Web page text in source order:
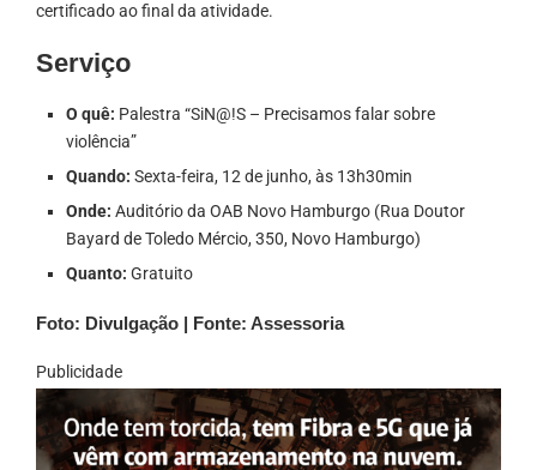
certificado ao final da atividade.
Serviço
O quê: Palestra “SiN@!S – Precisamos falar sobre
violência”
Quando: Sexta-feira, 12 de junho, às 13h30min
Onde: Auditório da OAB Novo Hamburgo (Rua Doutor
Bayard de Toledo Mércio, 350, Novo Hamburgo)
Quanto: Gratuito
Foto: Divulgação | Fonte: Assessoria
Publicidade